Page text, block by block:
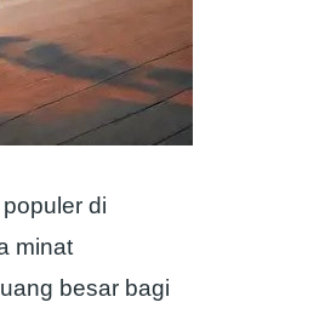
di
minat
besar bagi